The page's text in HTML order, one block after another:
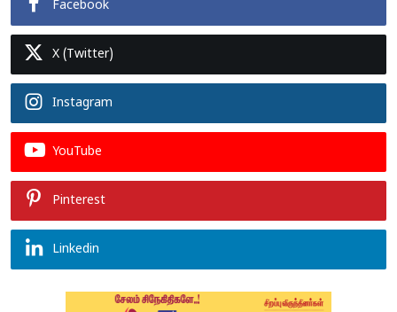
Facebook
X (Twitter)
Instagram
YouTube
Pinterest
Linkedin